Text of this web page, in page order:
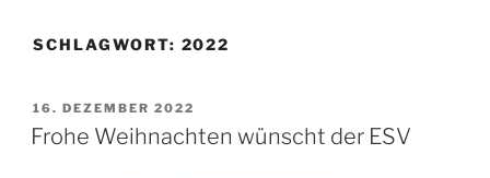
SCHLAGWORT: 2022
VERÖFFENTLICHT
AM
16. DEZEMBER 2022
Frohe Weihnachten wünscht der ESV